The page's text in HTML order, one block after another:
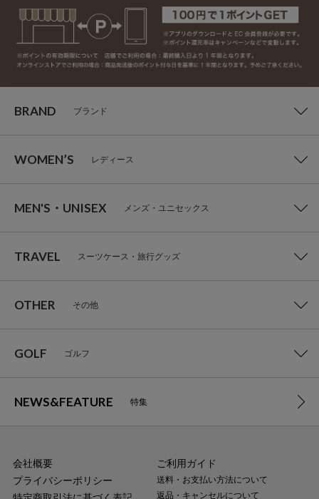
BRAND ブランド
WOMEN’S レディース
MEN'S・UNISEX メンズ・ユニセックス
TRAVEL スーツケース・旅行グッズ
OTHER その他
GOLF ゴルフ
NEWS&FEATURE 特集
会社概要
プライバシーポリシー
ご利用ガイド
送料・お支払い方法について
返品・キャンセルについて